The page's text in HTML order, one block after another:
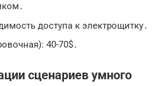
доступа к электрощитку․
40-70$․
сценариев умного